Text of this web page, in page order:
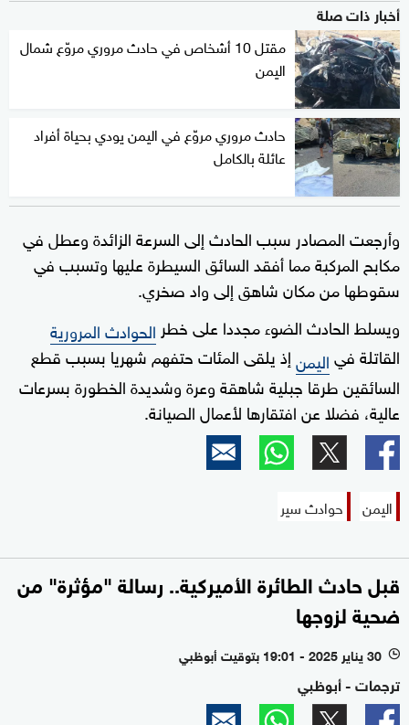
أخبار ذات صلة
مقتل 10 أشخاص في حادث مروري مروّع شمال
اليمن
حادث مروري مروّع في اليمن يودي بحياة أفراد
عائلة بالكامل
وأرجعت المصادر سبب الحادث إلى السرعة الزائدة وعطل في
مكابح المركبة مما أفقد السائق السيطرة عليها وتسبب في
سقوطها من مكان شاهق ‬إلى واد صخري.
ويسلط الحادث الضوء مجددا على خطر الحوادث المرورية
القاتلة فياليمنإذ يلقى المئات حتفهم شهريا بسبب قطع
السائقين طرقا جبلية شاهقة وعرة وشديدة الخطورة بسرعات
عالية، فضلا عن افتقارها لأعمال الصيانة.
اليمن حوادث سير
قبل حادث الطائرة الأميركية.. رسالة "مؤثرة" من
ضحية لزوجها
l 30 يناير 2025 - 19:01 بتوقيت أبوظبي
ترجمات - أبوظبي